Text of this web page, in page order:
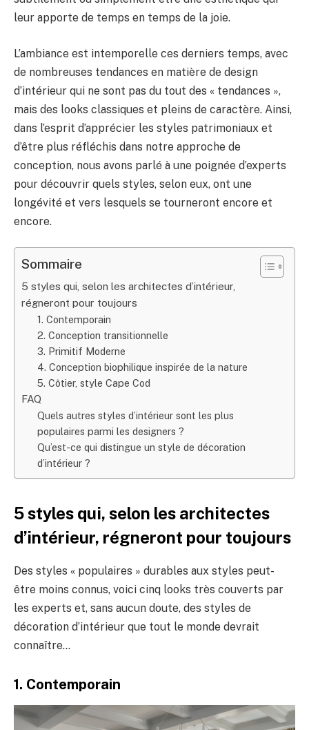
leur apporte de temps en temps de la joie.
L’ambiance est intemporelle ces derniers temps, avec
de nombreuses tendances en matière de design
d’intérieur qui ne sont pas du tout des « tendances »,
mais des looks classiques et pleins de caractère. Ainsi,
dans l’esprit d’apprécier les styles patrimoniaux et
d’être plus réfléchis dans notre approche de
conception, nous avons parlé à une poignée d’experts
pour découvrir quels styles, selon eux, ont une
longévité et vers lesquels se tourneront encore et
encore.
Sommaire
5 styles qui, selon les architectes d’intérieur,
régneront pour toujours
1. Contemporain
2. Conception transitionnelle
3. Primitif Moderne
4. Conception biophilique inspirée de la nature
5. Côtier, style Cape Cod
FAQ
Quels autres styles d’intérieur sont les plus
populaires parmi les designers ?
Qu’est-ce qui distingue un style de décoration
d’intérieur ?
5 styles qui, selon les architectes
d’intérieur, régneront pour toujours
Des styles « populaires » durables aux styles peut-
être moins connus, voici cinq looks très couverts par
les experts et, sans aucun doute, des styles de
décoration d’intérieur que tout le monde devrait
connaître…
1. Contemporain